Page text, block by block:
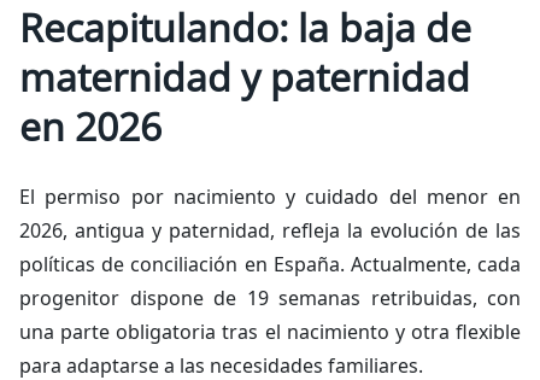
Recapitulando: la baja de
maternidad y paternidad
en 2026
El permiso por nacimiento y cuidado del menor en
2026, antigua y paternidad, refleja la evolución de las
políticas de conciliación en España. Actualmente, cada
progenitor dispone de 19 semanas retribuidas, con
una parte obligatoria tras el nacimiento y otra flexible
para adaptarse a las necesidades familiares.